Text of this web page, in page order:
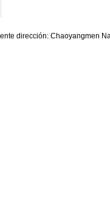
dirección: Chaoyangmen